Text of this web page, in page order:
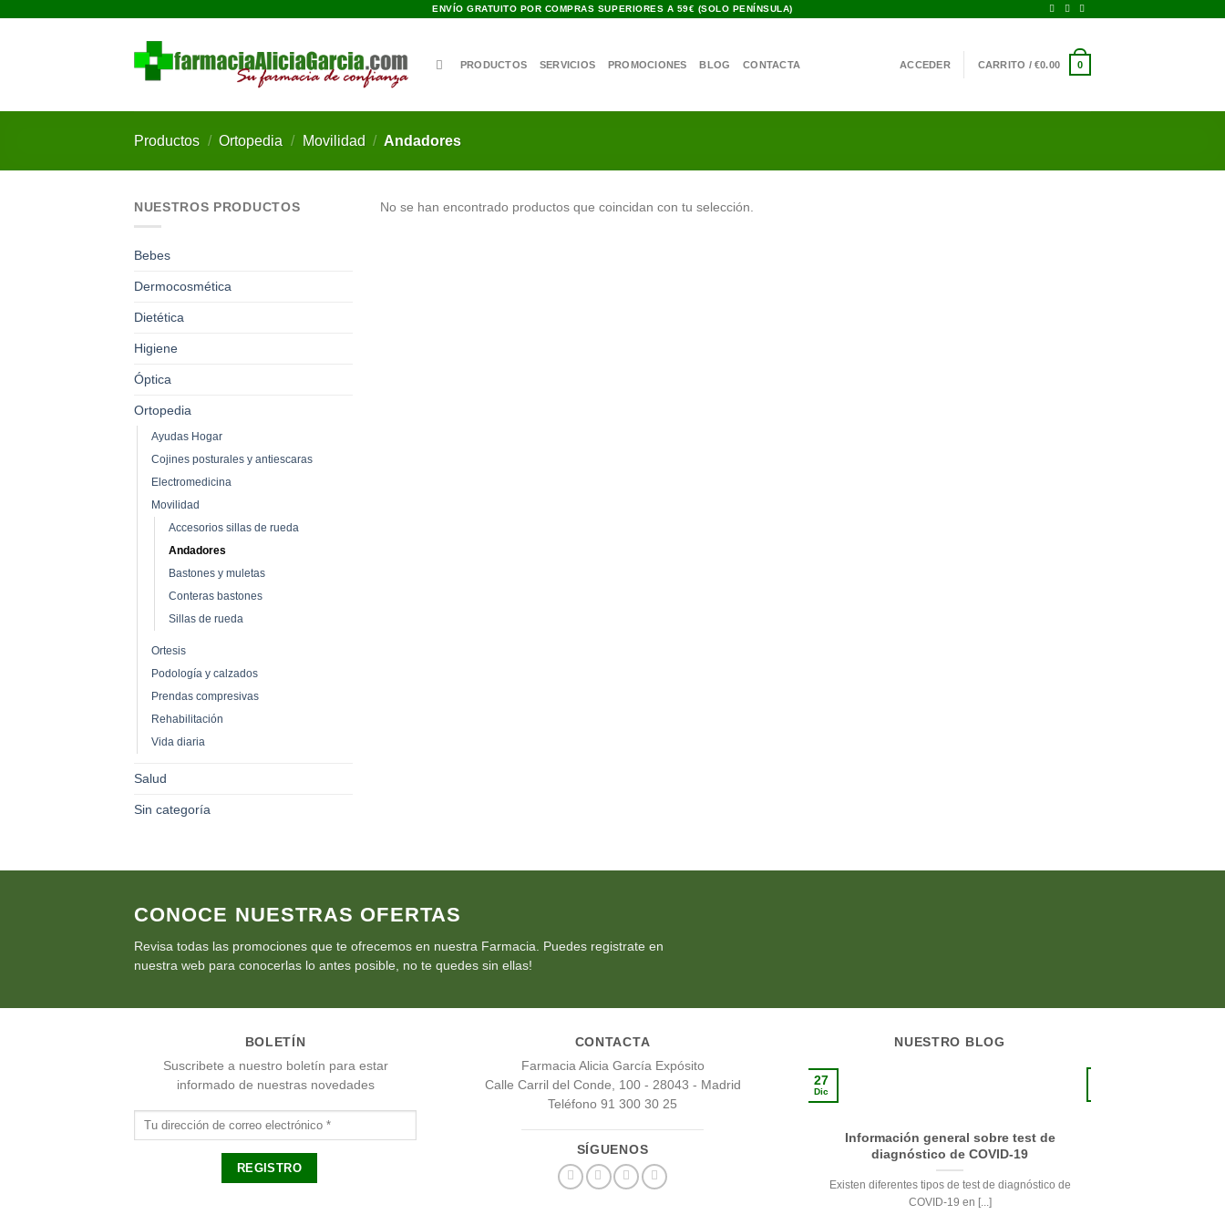
ENVÍO GRATUITO POR COMPRAS SUPERIORES A 59€ (SOLO PENÍNSULA)
PRODUCTOS SERVICIOS PROMOCIONES BLOG CONTACTA ACCEDER CARRITO / €0.00 0
Productos / Ortopedia / Movilidad / Andadores
NUESTROS PRODUCTOS
Bebes
Dermocosmética
Dietética
Higiene
Óptica
Ortopedia
Ayudas Hogar
Cojines posturales y antiescaras
Electromedicina
Movilidad
Accesorios sillas de rueda
Andadores
Bastones y muletas
Conteras bastones
Sillas de rueda
Ortesis
Podología y calzados
Prendas compresivas
Rehabilitación
Vida diaria
Salud
Sin categoría
No se han encontrado productos que coincidan con tu selección.
CONOCE NUESTRAS OFERTAS
Revisa todas las promociones que te ofrecemos en nuestra Farmacia. Puedes registrate en
nuestra web para conocerlas lo antes posible, no te quedes sin ellas!
BOLETÍN
Suscribete a nuestro boletín para estar
informado de nuestras novedades
CONTACTA
Farmacia Alicia García Expósito
Calle Carril del Conde, 100 - 28043 - Madrid
Teléfono 91 300 30 25
SÍGUENOS
NUESTRO BLOG
Información general sobre test de
diagnóstico de COVID-19
Existen diferentes tipos de test de diagnóstico de
COVID-19 en [...]
27
Dic